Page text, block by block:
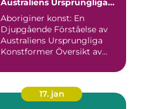
Australiens Ursprungliga
Aboriginer konst: En
Djupgående Förståelse av
Australiens Ursprungliga
Konstformer Översikt av
17. jan